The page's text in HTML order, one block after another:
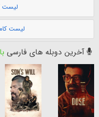
لیست
لیست
آخرین دوبله های فارسی